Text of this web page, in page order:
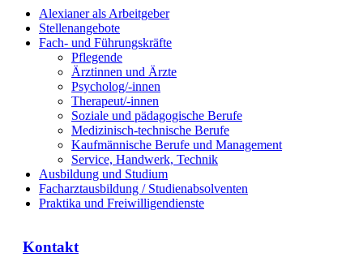
Alexianer als Arbeitgeber
Stellenangebote
Fach- und Führungskräfte
Pflegende
Ärztinnen und Ärzte
Psycholog/-innen
Therapeut/-innen
Soziale und pädagogische Berufe
Medizinisch-technische Berufe
Kaufmännische Berufe und Management
Service, Handwerk, Technik
Ausbildung und Studium
Facharztausbildung / Studienabsolventen
Praktika und Freiwilligendienste
Kontakt